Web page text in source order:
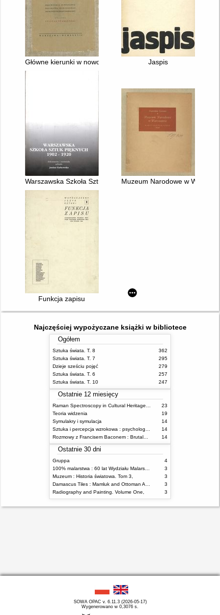
Główne kierunki w nowoczesnym malarstwie francuskim :
Jaspis
Warszawska Szkoła Sztuk Pięknych, 1902-1920 : dokumenty i
Muzeum Narodowe w
Funkcja zapisu
Najczęściej wypożyczane książki w bibliotece
Ogółem
Sztuka świata. T. 8
362
Sztuka świata. T. 7
295
Dzieje sześciu pojęć
279
Sztuka świata. T. 6
257
Sztuka świata. T. 10
247
Ostatnie 12 miesięcy
23
Teoria widzenia
19
Symulakry i symulacja
14
14
14
Ostatnie 30 dni
Gruppa
4
3
Muzeum : Historia światowa. Tom 3,
3
3
Radiography and Painting. Volume One,
3
SOWA OPAC v. 6.11.3 (2026-05-17)
Wygenerowano w 0,3076 s.